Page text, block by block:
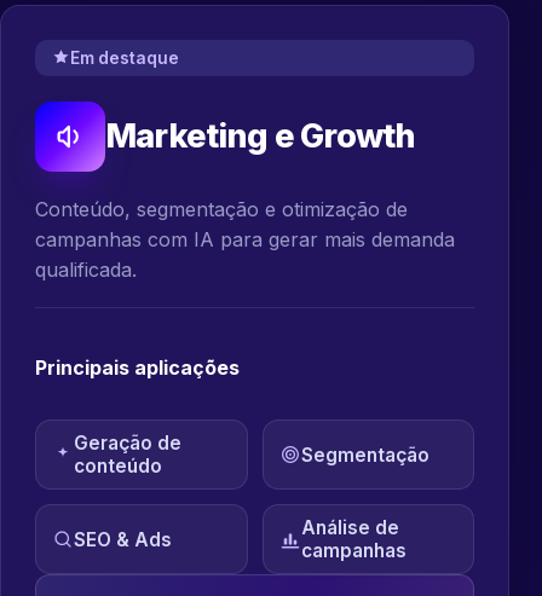
Em destaque
Marketing e Growth
Conteúdo, segmentação e otimização de
campanhas com IA para gerar mais demanda
qualificada.
Principais aplicações
Geração de
conteúdo
Segmentação
SEO & Ads
Análise de
campanhas